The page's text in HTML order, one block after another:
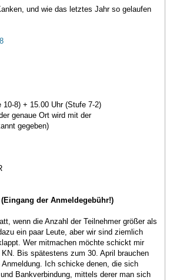
und wie das letztes Jahr so gelaufen
8) + 15.00 Uhr (Stufe 7-2)
genaue Ort wird mit der
gegeben)
der Anmeldegebühr!)
wenn die Anzahl der Teilnehmer größer als
ein paar Leute, aber wir sind ziemlich
Wer mitmachen möchte schickt mir
Bis spätestens zum 30. April brauchen
Ich schicke denen, die sich
Bankverbindung, mittels derer man sich